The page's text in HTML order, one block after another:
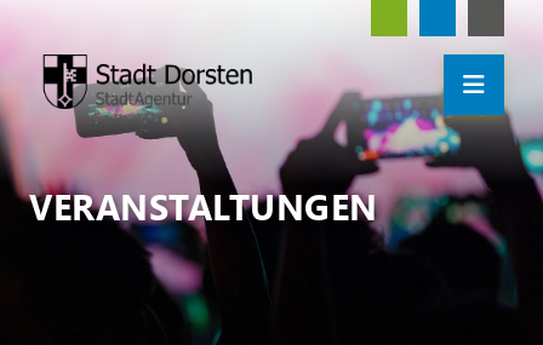
VERANSTALTUNGEN